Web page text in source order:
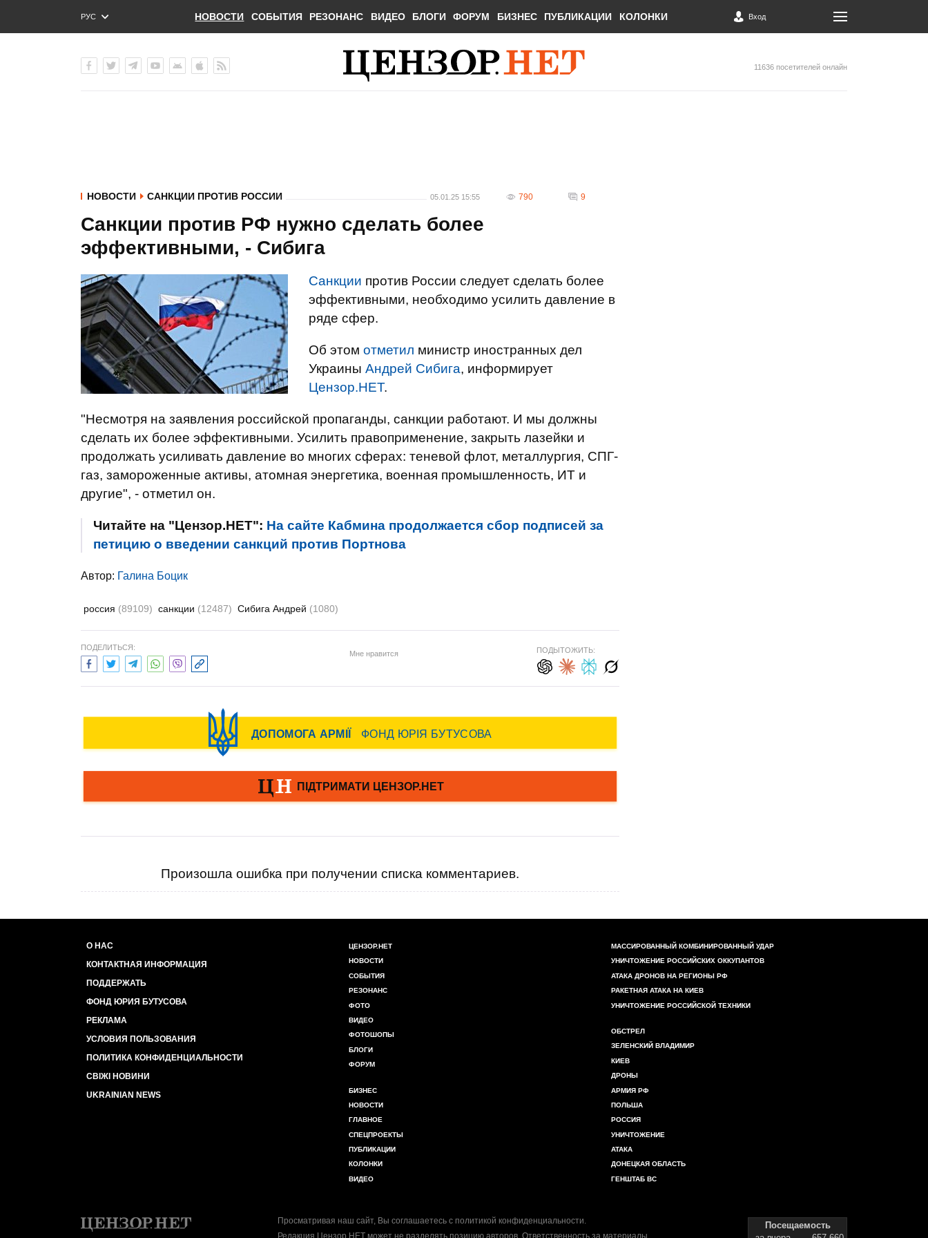
РУС
ENG
НОВОСТИ СОБЫТИЯ РЕЗОНАНС ВИДЕО БЛОГИ ФОРУМ БИЗНЕС ПУБЛИКАЦИИ КОЛОНКИ Вход
11636 посетителей онлайн
НОВОСТИ САНКЦИИ ПРОТИВ РОССИИ 05.01.25 15:55 790 9
Санкции против РФ нужно сделать более
эффективными, - Сибига
Санкции против России следует сделать более
эффективными, необходимо усилить давление в
ряде сфер.
Об этом отметил министр иностранных дел
Украины Андрей Сибига, информирует
Цензор.НЕТ.
"Несмотря на заявления российской пропаганды, санкции работают. И мы должны
сделать их более эффективными. Усилить правоприменение, закрыть лазейки и
продолжать усиливать давление во многих сферах: теневой флот, металлургия, СПГ-
газ, замороженные активы, атомная энергетика, военная промышленность, ИТ и
другие", - отметил он.
Читайте на "Цензор.НЕТ": На сайте Кабмина продолжается сбор подписей за
петицию о введении санкций против Портнова
Автор: Галина Боцик
россия (89109) санкции (12487) Сибига Андрей (1080)
ПОДЕЛИТЬСЯ:
Мне нравится ПОДЫТОЖИТЬ:
Произошла ошибка при получении списка комментариев.
О НАС
КОНТАКТНАЯ ИНФОРМАЦИЯ
ПОДДЕРЖАТЬ
ФОНД ЮРИЯ БУТУСОВА
РЕКЛАМА
УСЛОВИЯ ПОЛЬЗОВАНИЯ
ПОЛИТИКА КОНФИДЕНЦИАЛЬНОСТИ
СВІЖІ НОВИНИ
UKRAINIAN NEWS
ЦЕНЗОР.НЕТ
НОВОСТИ
СОБЫТИЯ
РЕЗОНАНС
ФОТО
ВИДЕО
ФОТОШОПЫ
БЛОГИ
ФОРУМ
БИЗНЕС
НОВОСТИ
ГЛАВНОЕ
СПЕЦПРОЕКТЫ
ПУБЛИКАЦИИ
КОЛОНКИ
ВИДЕО
МАССИРОВАННЫЙ КОМБИНИРОВАННЫЙ УДАР
УНИЧТОЖЕНИЕ РОССИЙСКИХ ОККУПАНТОВ
АТАКА ДРОНОВ НА РЕГИОНЫ РФ
РАКЕТНАЯ АТАКА НА КИЕВ
УНИЧТОЖЕНИЕ РОССИЙСКОЙ ТЕХНИКИ
ОБСТРЕЛ
ЗЕЛЕНСКИЙ ВЛАДИМИР
КИЕВ
ДРОНЫ
АРМИЯ РФ
ПОЛЬША
РОССИЯ
УНИЧТОЖЕНИЕ
АТАКА
ДОНЕЦКАЯ ОБЛАСТЬ
ГЕНШТАБ ВС
Просматривая наш сайт, Вы соглашаетесь с политикой конфиденциальности.
Посещаемость